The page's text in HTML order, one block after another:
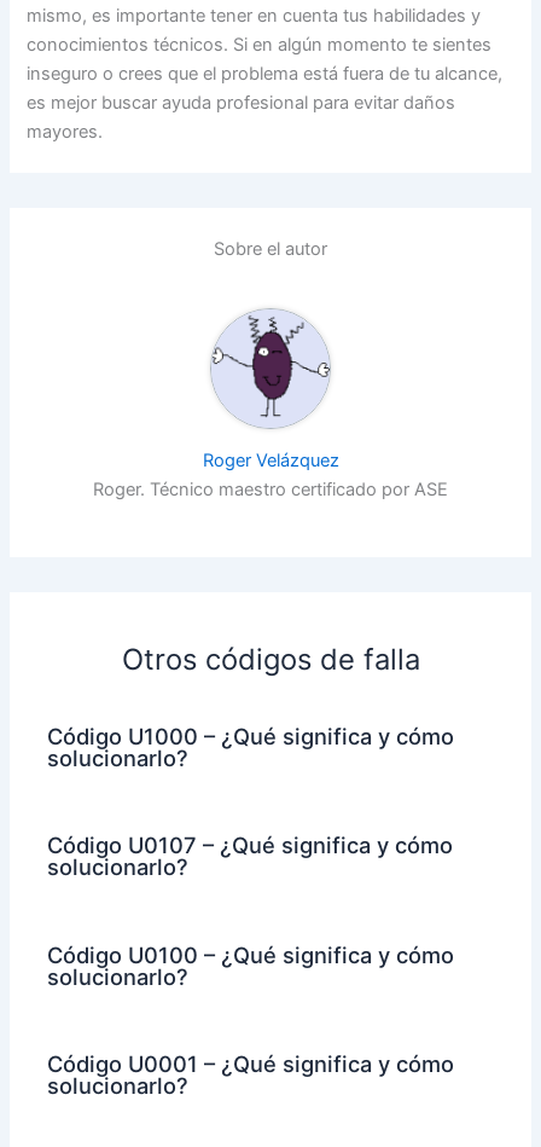
mismo, es importante tener en cuenta tus habilidades y
conocimientos técnicos. Si en algún momento te sientes
inseguro o crees que el problema está fuera de tu alcance,
es mejor buscar ayuda profesional para evitar daños
mayores.
Sobre el autor
Roger Velázquez
Roger. Técnico maestro certificado por ASE
Otros códigos de falla
Código U1000 – ¿Qué significa y cómo
solucionarlo?
Código U0107 – ¿Qué significa y cómo
solucionarlo?
Código U0100 – ¿Qué significa y cómo
solucionarlo?
Código U0001 – ¿Qué significa y cómo
solucionarlo?